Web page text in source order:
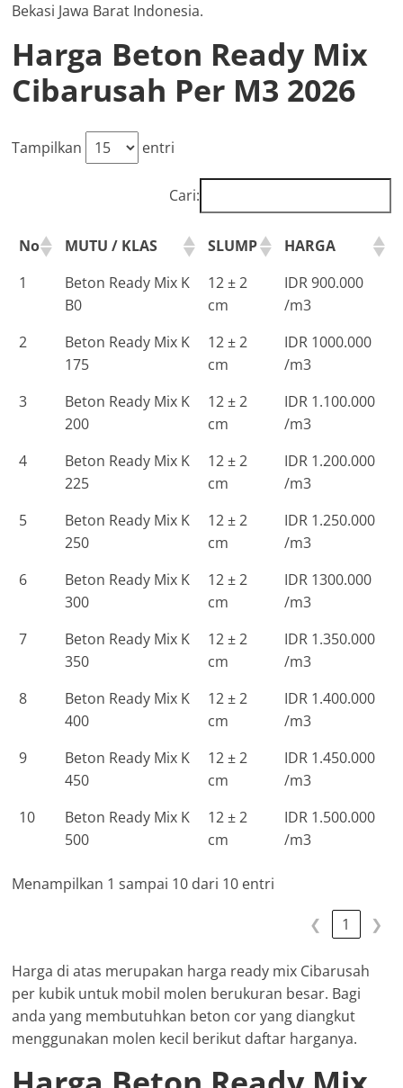
Bekasi Jawa Barat Indonesia.
Harga Beton Ready Mix
Cibarusah Per M3 2026
Tampilkan entri
Cari:
No MUTU / KLAS SLUMP
HARGA
1
Beton Ready Mix K
B0
12 ± 2
cm
IDR 900.000
/m3
2
Beton Ready Mix K
175
12 ± 2
cm
IDR 1000.000
/m3
3
Beton Ready Mix K
200
12 ± 2
cm
IDR 1.100.000
/m3
4
Beton Ready Mix K
225
12 ± 2
cm
IDR 1.200.000
/m3
5
Beton Ready Mix K
250
12 ± 2
cm
IDR 1.250.000
/m3
6
Beton Ready Mix K
300
12 ± 2
cm
IDR 1300.000
/m3
7
Beton Ready Mix K
350
12 ± 2
cm
IDR 1.350.000
/m3
8
Beton Ready Mix K
400
12 ± 2
cm
IDR 1.400.000
/m3
9
Beton Ready Mix K
450
12 ± 2
cm
IDR 1.450.000
/m3
10
Beton Ready Mix K
500
12 ± 2
cm
IDR 1.500.000
/m3
Menampilkan 1 sampai 10 dari 10 entri
❮ 1 ❯
Harga di atas merupakan harga ready mix Cibarusah
per kubik untuk mobil molen berukuran besar. Bagi
anda yang membutuhkan beton cor yang diangkut
menggunakan molen kecil berikut daftar harganya.